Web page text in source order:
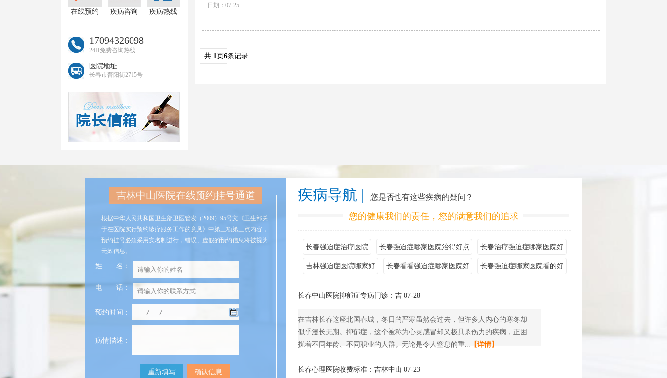
在线预约 疾病咨询 疾病热线
17094326098
24H免费咨询热线
医院地址
长春市普阳街2715号
日期：07-25
共 1页6条记录
吉林中山医院在线预约挂号通道
根据中华人民共和国卫生部卫医管发（2009）95号文《卫生部关
于在医院实行预约诊疗服务工作的意见》中第三项第三点内容，
预约挂号必须采用实名制进行，错误、虚假的预约信息将被视为
无效信息。
姓 名 ：
电 话 ：
预约时间：
病情描述：
疾病导航 | 您是否也有这些疾病的疑问？
您的健康我们的责任，您的满意我们的追求
长春强迫症治疗医院 长春强迫症哪家医院治得好点 长春治疗强迫症哪家医院好
吉林强迫症医院哪家好 长春看看强迫症哪家医院好 长春强迫症哪家医院看的好
长春中山医院抑郁症专病门诊：吉 07-28
在吉林长春这座北国春城，冬日的严寒虽然会过去，但许多人内心的寒冬却
似乎漫长无期。抑郁症，这个被称为心灵感冒却又极具杀伤力的疾病，正困
扰着不同年龄、不同职业的人群。无论是令人窒息的重... 【详情】
长春心理医院收费标准：吉林中山 07-23